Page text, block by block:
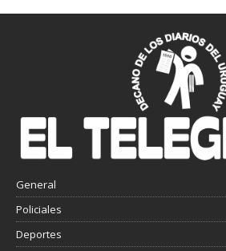
General
Policiales
Deportes